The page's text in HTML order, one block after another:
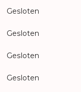
Gesloten
Gesloten
Gesloten
Gesloten